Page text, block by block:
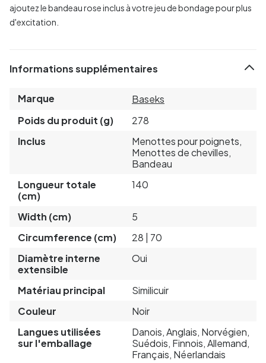
ajoutez le bandeau rose inclus à votre jeu de bondage pour plus
d'excitation.
Informations supplémentaires
Marque
Baseks
Poids du produit (g)
278
Inclus
Menottes pour poignets,
Menottes de chevilles,
Bandeau
Longueur totale
(cm)
140
Width (cm)
5
Circumference (cm)
28 | 70
Diamètre interne
extensible
Oui
Matériau principal
Similicuir
Couleur
Noir
Langues utilisées
sur l'emballage
Danois, Anglais, Norvégien,
Suédois, Finnois, Allemand,
Français, Néerlandais